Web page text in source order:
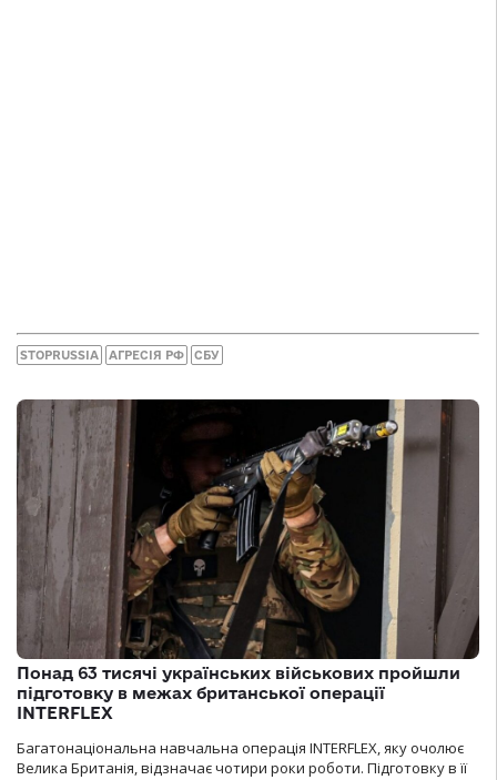
STOPRUSSIA АГРЕСІЯ РФ СБУ
Понад 63 тисячі українських військових пройшли
підготовку в межах британської операції
INTERFLEX
Багатонаціональна навчальна операція INTERFLEX, яку очолює
Велика Британія, відзначає чотири роки роботи. Підготовку в її